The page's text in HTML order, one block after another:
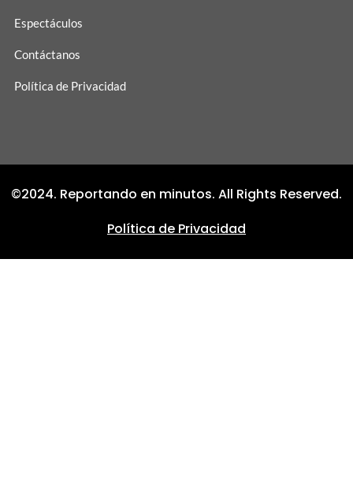
Espectáculos
Contáctanos
Política de Privacidad
©2024. Reportando en minutos. All Rights Reserved.
Política de Privacidad